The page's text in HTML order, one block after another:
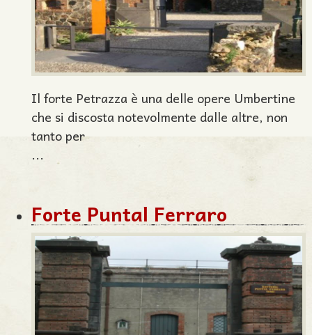
Il forte Petrazza è una delle opere Umbertine
che si discosta notevolmente dalle altre, non
tanto per
...
Forte Puntal Ferraro